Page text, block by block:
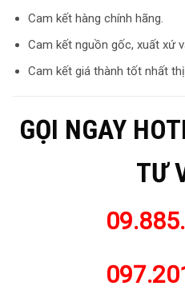
Cam kết hàng chính hãng.
Cam kết nguồn gốc, xuất xứ
Cam kết giá thành tốt nhất
GỌI NGAY
TƯ